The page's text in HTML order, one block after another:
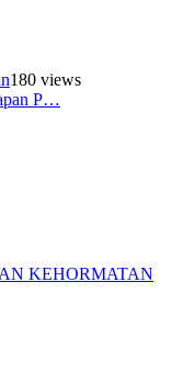
180 views
P…
KEHORMATAN